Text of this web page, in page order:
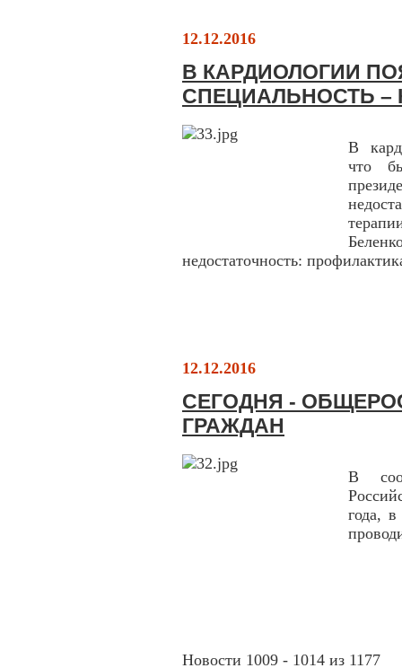
12.12.2016
В КАРДИОЛОГИИ
СПЕЦИАЛЬНОСТЬ –
В
что
недостаточность:
12.12.2016
СЕГОДНЯ -
ГРАЖДАН
В
года,
Новости 1009 - 1014 из 1177